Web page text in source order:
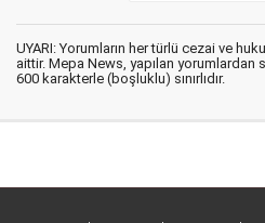
UYARI: Yorumların her türlü cezai ve
aittir. Mepa News, yapılan yorumlardan
600 karakterle (boşluklu) sınırlıdır.